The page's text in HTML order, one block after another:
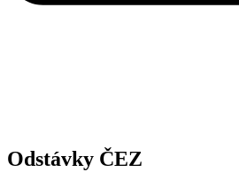
Odstávky ČEZ